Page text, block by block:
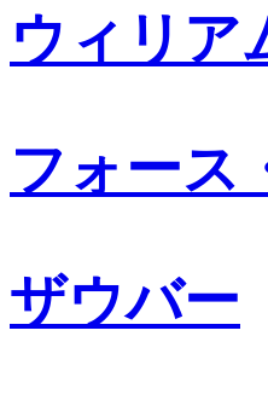
ウィリア
フォース
ザウバー